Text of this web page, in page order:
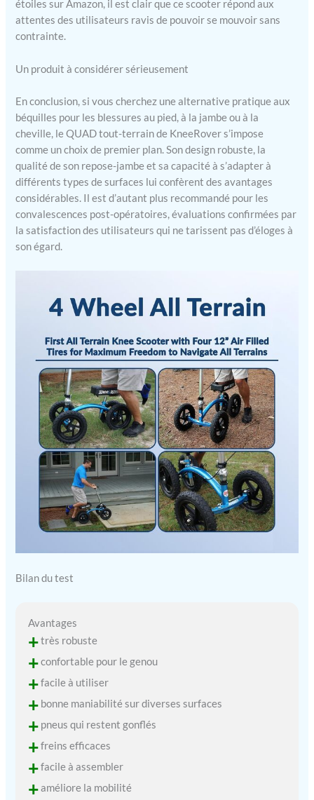
étoiles sur Amazon, il est clair que ce scooter répond aux
attentes des utilisateurs ravis de pouvoir se mouvoir sans
contrainte.
Un produit à considérer sérieusement
En conclusion, si vous cherchez une alternative pratique aux
béquilles pour les blessures au pied, à la jambe ou à la
cheville, le QUAD tout-terrain de KneeRover s’impose
comme un choix de premier plan. Son design robuste, la
qualité de son repose-jambe et sa capacité à s’adapter à
différents types de surfaces lui confèrent des avantages
considérables. Il est d’autant plus recommandé pour les
convalescences post-opératoires, évaluations confirmées par
la satisfaction des utilisateurs qui ne tarissent pas d’éloges à
son égard.
Bilan du test
Avantages
+très robuste
+confortable pour le genou
+facile à utiliser
+ bonne maniabilité sur diverses surfaces
+ pneus qui restent gonflés
+freins efficaces
+facile à assembler
+améliore la mobilité